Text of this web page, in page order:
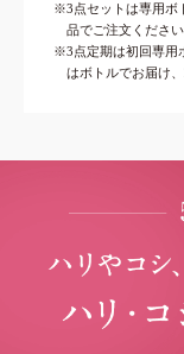
※3点セットは専用ボ
品でご注文ください
※3点定期は初回専用
はボトルでお届け